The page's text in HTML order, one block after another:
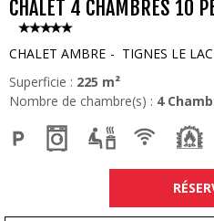
CHALET 4 CHAMBRES 10
CHALET AMBRE
TIGNES LE
Superficie : 225 m²
Nombre de chambre(s) : 4